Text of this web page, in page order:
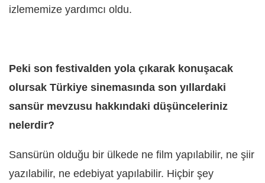
izlememize yardımcı oldu.
Peki son festivalden yola çıkarak konuşacak
olursak Türkiye sinemasında son yıllardaki
sansür mevzusu hakkındaki düşünceleriniz
nelerdir?
Sansürün olduğu bir ülkede ne film yapılabilir, ne şiir
yazılabilir, ne edebiyat yapılabilir. Hiçbir şey